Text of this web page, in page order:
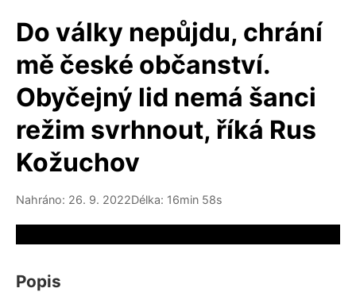
Do války nepůjdu, chrání
mě české občanství.
Obyčejný lid nemá šanci
režim svrhnout, říká Rus
Kožuchov
Nahráno: 26. 9. 2022Délka: 16min 58s
Popis